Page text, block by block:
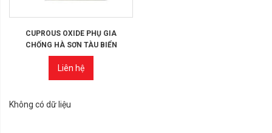
CUPROUS OXIDE PHỤ GIA
CHỐNG HÀ SƠN TÀU BIỂN
Liên hệ
Không có dữ liệu